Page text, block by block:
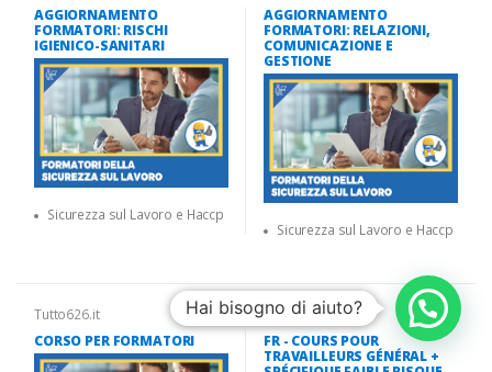
Hai bisogno di aiuto?
AGGIORNAMENTO
FORMATORI: RISCHI
IGIENICO-SANITARI
Sicurezza sul Lavoro e Haccp
AGGIORNAMENTO
FORMATORI: RELAZIONI,
COMUNICAZIONE E
GESTIONE
Sicurezza sul Lavoro e Haccp
Tutto626.it
CORSO PER FORMATORI
Tutto626.it
FR - COURS POUR
TRAVAILLEURS GÉNÉRAL +